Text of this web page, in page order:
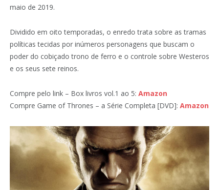
maio de 2019.
Dividido em oito temporadas, o enredo trata sobre as tramas
políticas tecidas por inúmeros personagens que buscam o
poder do cobiçado trono de ferro e o controle sobre Westeros
e os seus sete reinos.
Compre pelo link – Box livros vol.1 ao 5: Amazon
Compre Game of Thrones – a Série Completa [DVD]: Amazon